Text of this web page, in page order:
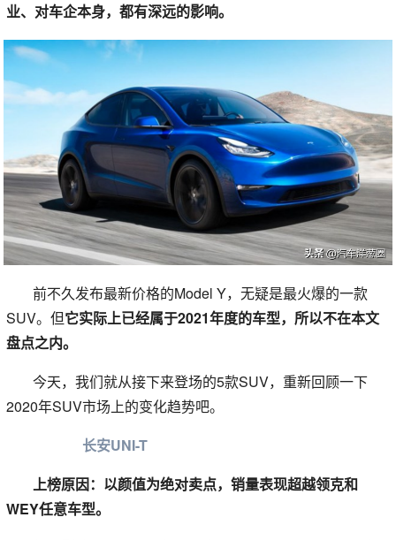
业、对车企本身，都有深远的影响。
前不久发布最新价格的Model Y，无疑是最火爆的一款
SUV。但它实际上已经属于2021年度的车型，所以不在本文
盘点之内。
今天，我们就从接下来登场的5款SUV，重新回顾一下
2020年SUV市场上的变化趋势吧。
长安UNI-T
上榜原因：以颜值为绝对卖点，销量表现超越领克和
WEY任意车型。